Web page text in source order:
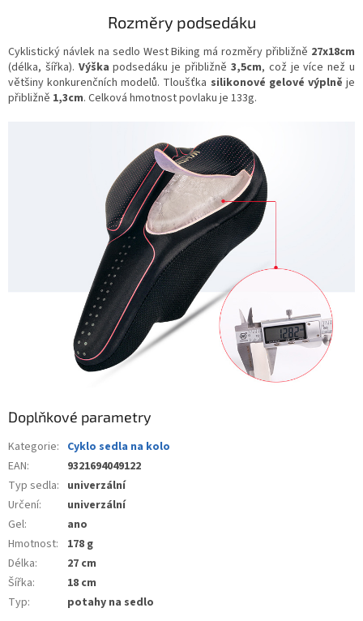
Rozměry podsedáku
Cyklistický návlek na sedlo West Biking má rozměry přibližně 27x18cm
(délka, šířka). Výška podsedáku je přibližně 3,5cm, což je více než u
většiny konkurenčních modelů. Tloušťka silikonové gelové výplně je
přibližně 1,3cm. Celková hmotnost povlaku je 133g.
Doplňkové parametry
Kategorie: Cyklo sedla na kolo
EAN:
9321694049122
Typ sedla: univerzální
Určení:
univerzální
Gel:
ano
Hmotnost:
178 g
Délka:
27 cm
Šířka:
18 cm
Typ: potahy na sedlo